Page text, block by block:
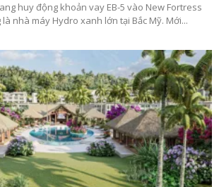
huy động khoản vay EB-5 vào New Fortress
nhà máy Hydro xanh lớn tại Bắc Mỹ. Mới...